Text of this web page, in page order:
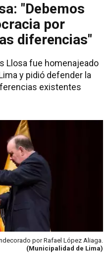
"Debemos
por
diferencias"
Llosa fue homenajeado
y pidió defender la
existentes
por Rafael López Aliaga.
(Municipalidad de Lima)